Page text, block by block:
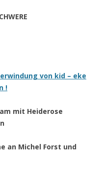
von kid – eke
!
mit Heiderose
an Michel Forst und